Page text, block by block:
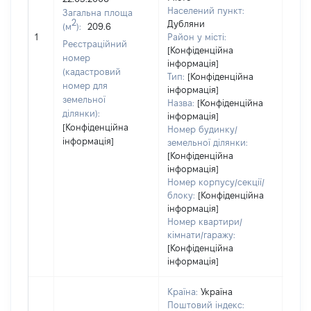
1
Загальна площа
(м2):
209.6
Реєстраційний
номер
(кадастровий
номер для
земельної
ділянки):
[Конфіденційна
інформація]
Населений пункт:
Дубляни
Район у місті:
[Конфіденційна
інформація]
Тип: [Конфіденційна
інформація]
Назва: [Конфіденційна
інформація]
Номер будинку/
земельної ділянки:
[Конфіденційна
інформація]
Номер корпусу/секції/
блоку: [Конфіденційна
інформація]
Номер квартири/
кімнати/гаражу:
[Конфіденційна
інформація]
Країна: Україна
Поштовий індекс: